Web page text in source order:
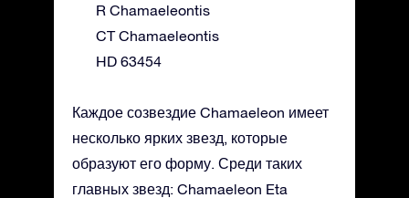
R Chamaeleontis
CT Chamaeleontis
HD 63454
Каждое созвездие Chamaeleon имеет
несколько ярких звезд, которые
образуют его форму. Среди таких
главных звезд: Chamaeleon Eta